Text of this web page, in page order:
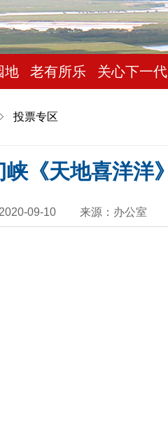
地 老有所乐 关心下一代
投票专区
峡《天地喜洋洋》
09-10 来源：办公室